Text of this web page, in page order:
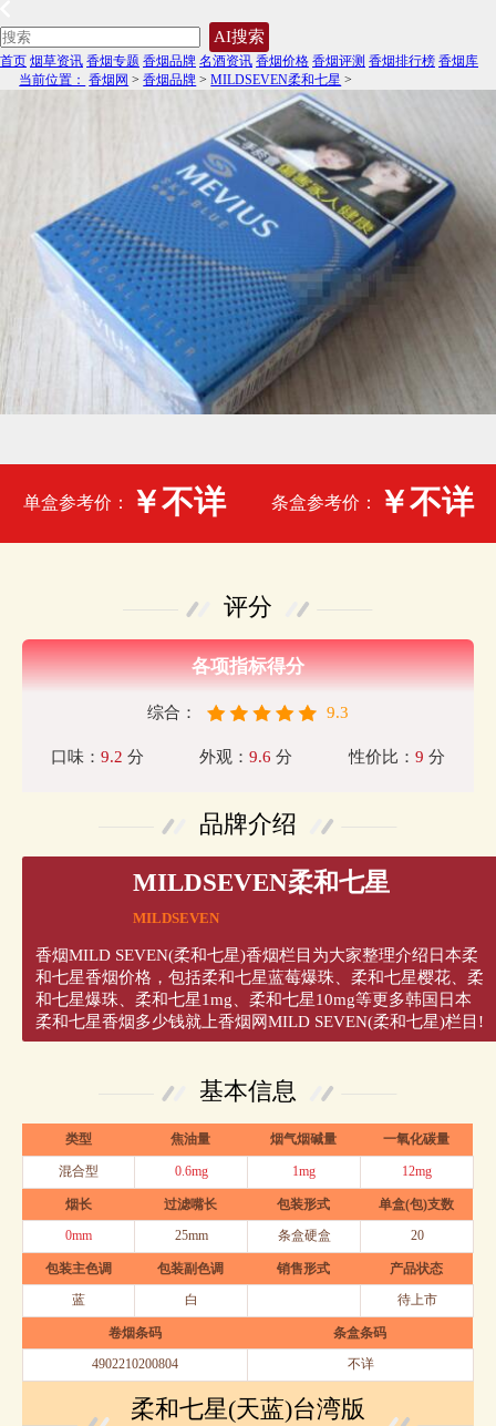
AI搜索
首页 烟草资讯 香烟专题 香烟品牌 名酒资讯 香烟价格 香烟评测 香烟排行榜 香烟库
当前位置： 香烟网 >香烟品牌 >MILDSEVEN柔和七星 >
单盒参考价： ￥不详 条盒参考价： ￥不详
评分
各项指标得分
综合： 9.3
口味： 9.2 分 外观：9.6 分 性价比：9 分
品牌介绍
MILDSEVEN柔和七星
MILDSEVEN
香烟MILD SEVEN(柔和七星)香烟栏目为大家整理介绍日本柔
和七星香烟价格，包括柔和七星蓝莓爆珠、柔和七星樱花、柔
和七星爆珠、柔和七星1mg、柔和七星10mg等更多韩国日本
柔和七星香烟多少钱就上香烟网MILD SEVEN(柔和七星)栏目!
基本信息
类型 焦油量 烟气烟碱量 一氧化碳量
混合型 0.6mg 1mg 12mg
烟长 过滤嘴长 包装形式
单盒(包)支数
0mm
25mm 条盒硬盒 20
包装主色调 包装副色调 销售形式
产品状态
蓝
白 待上市
卷烟条码
条盒条码
4902210200804
不详
柔和七星(天蓝)台湾版